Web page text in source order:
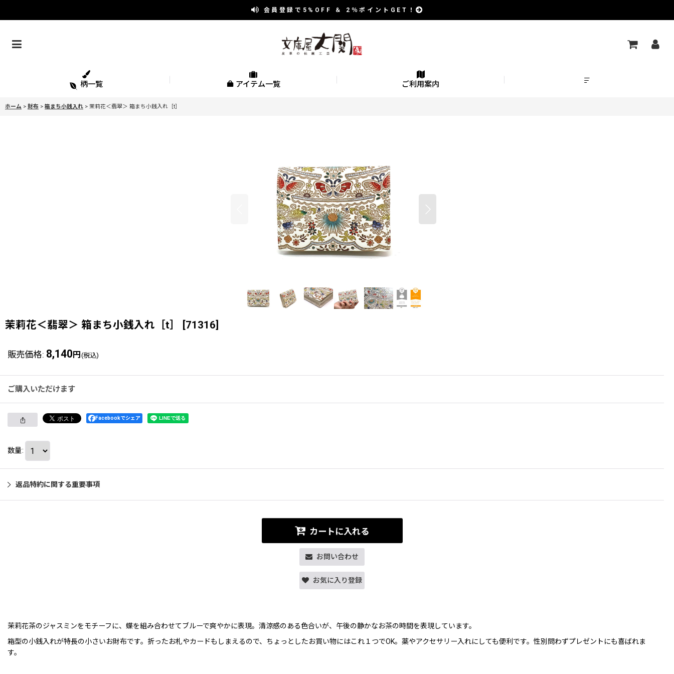
会員登録で 5%OFF ＆ 2％ポイントGET！
柄一覧 アイテム一覧 ご利用案内
ホーム > 財布 > 箱まち小銭入れ > 茉莉花＜翡翠＞ 箱まち小銭入れ［t］
茉莉花＜翡翠＞ 箱まち小銭入れ［t］ 71316
販売価格: 8,140 円 (税込)
ご購入いただけます
Facebookでシェア
数量:
返品特約に関する重要事項
カートに入れる
お問い合わせ
お気に入り登録
茉莉花茶のジャスミンをモチーフに、蝶を組み合わせてブルーで爽やかに表現。清涼感のある色合いが、午後の静かなお茶の時間を表現しています。
箱型の小銭入れが特長の小さいお財布です。折ったお札やカードもしまえるので、ちょっとしたお買い物にはこれ１つでOK。薬やアクセサリー入れにしても便利です。性別問わずプレゼントにも喜ばれま
す。